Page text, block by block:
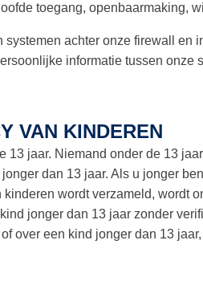
toegang, openbaarmaking,
achter onze firewall en
informatie tussen onze
VAN KINDEREN
jaar. Niemand onder de 13
dan 13 jaar. Als u jonger
wordt verzameld, wordt
jonger dan 13 jaar zonder
over een kind jonger dan 13